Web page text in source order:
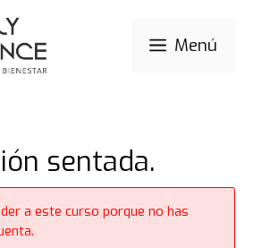
Menú
sentada.
a este curso porque no has